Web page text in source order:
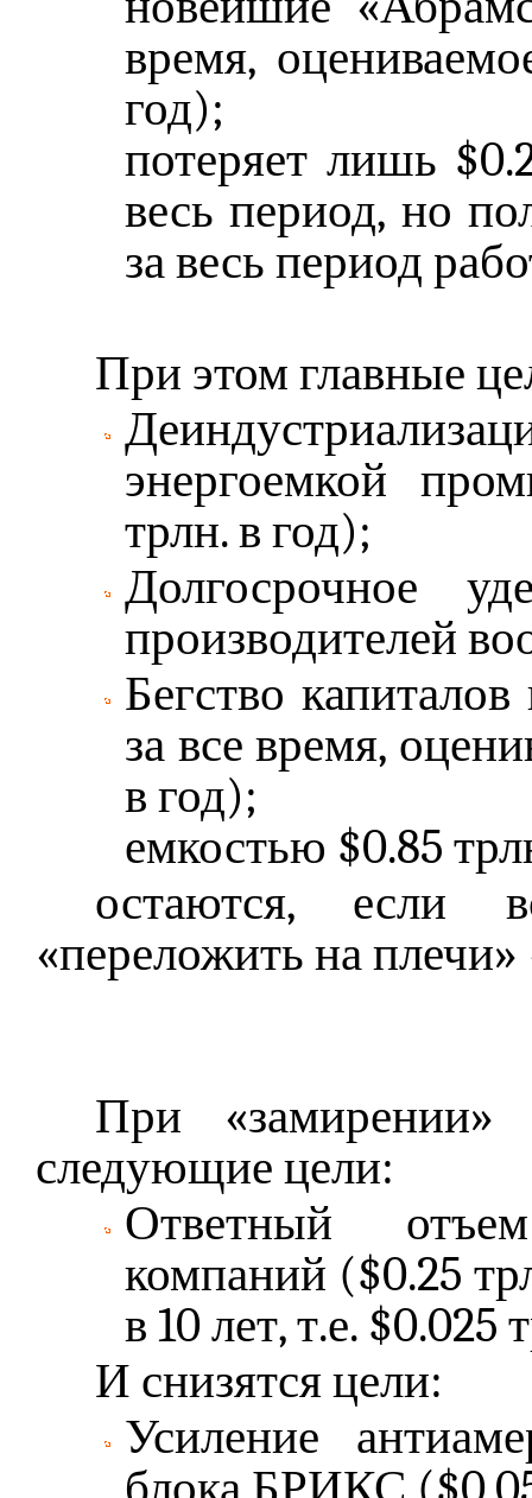
время,
год);
потеряет лишь
весь период, но
за весь период
При этом главные
энергоемкой
трлн. в год);
Долгосрочное
производителей
Бегство
за все время,
в год);
емкостью $0.85
остаются, если
«переложить на
При
следующие цели:
Ответный
компаний ($0.25
в 10 лет, т.е. $0.025
И снизятся цели:
Усиление